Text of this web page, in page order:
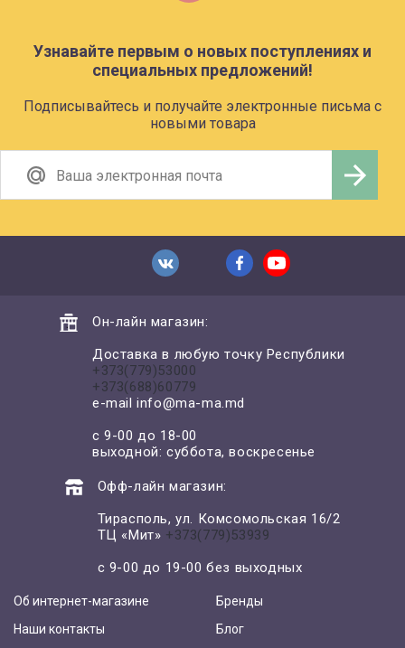
Узнавайте первым о новых поступлениях и
специальных предложений!
Подписывайтесь и получайте электронные письма с
новыми товара
Он-лайн магазин:
Доставка в любую точку Республики
+373(779)53000
+373(688)60779
e-mailinfo@ma-ma.md
с 9-00 до 18-00
выходной: суббота, воскресенье
Офф-лайн магазин:
Тирасполь, ул. Комсомольская 16/2
ТЦ «Мит» +373(779)53939
с 9-00 до 19-00 без выходных
Об интернет-магазине
Наши контакты
Бренды
Блог